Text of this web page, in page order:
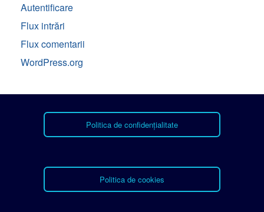
Autentificare
Flux intrări
Flux comentarii
WordPress.org
Politica de confidențialitate
Politica de cookies